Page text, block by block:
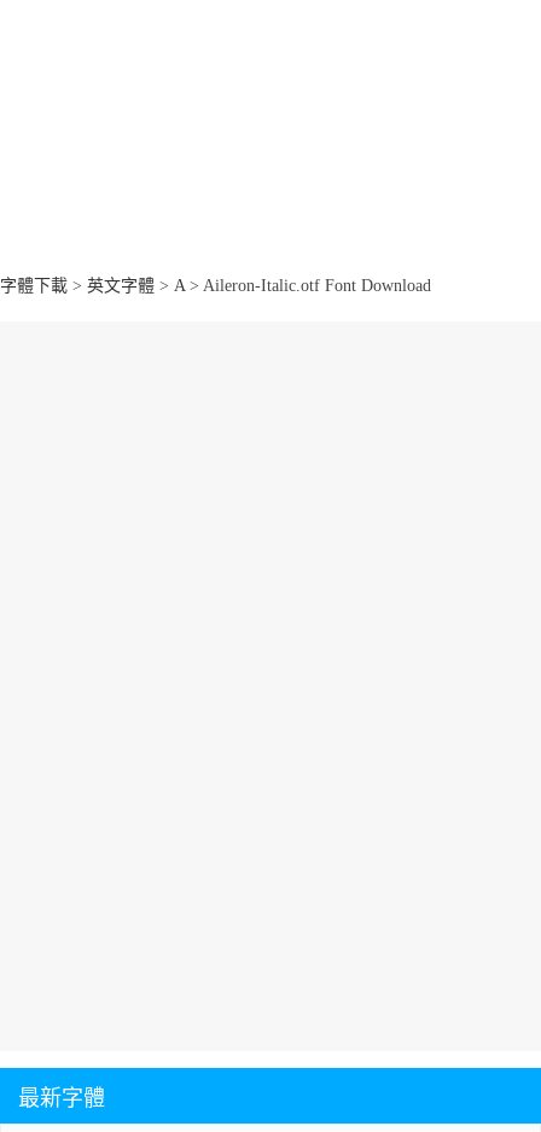
字體下載 > 英文字體 > A> Aileron-Italic.otf Font Download
最新字體